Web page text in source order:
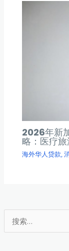
索
2026年新
略：医疗
海外华人贷款,